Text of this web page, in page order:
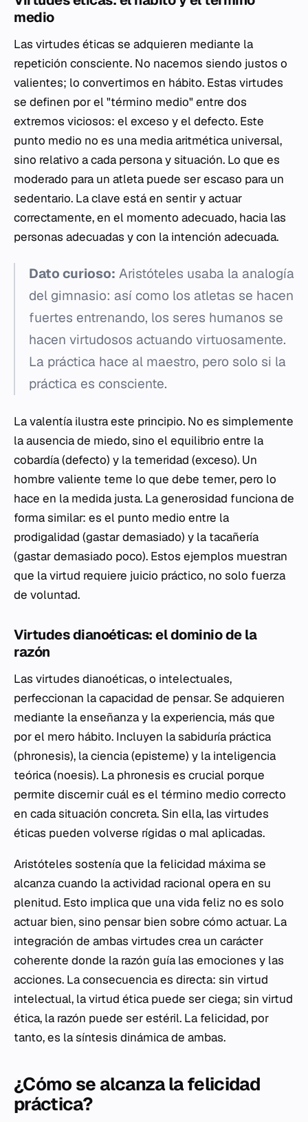
medio
Las virtudes éticas se adquieren mediante la
repetición consciente. No nacemos siendo justos o
valientes; lo convertimos en hábito. Estas virtudes
se definen por el "término medio" entre dos
extremos viciosos: el exceso y el defecto. Este
punto medio no es una media aritmética universal,
sino relativo a cada persona y situación. Lo que es
moderado para un atleta puede ser escaso para un
sedentario. La clave está en sentir y actuar
correctamente, en el momento adecuado, hacia las
personas adecuadas y con la intención adecuada.
Dato curioso: Aristóteles usaba la analogía
del gimnasio: así como los atletas se hacen
fuertes entrenando, los seres humanos se
hacen virtudosos actuando virtuosamente.
La práctica hace al maestro, pero solo si la
práctica es consciente.
La valentía ilustra este principio. No es simplemente
la ausencia de miedo, sino el equilibrio entre la
cobardía (defecto) y la temeridad (exceso). Un
hombre valiente teme lo que debe temer, pero lo
hace en la medida justa. La generosidad funciona de
forma similar: es el punto medio entre la
prodigalidad (gastar demasiado) y la tacañería
(gastar demasiado poco). Estos ejemplos muestran
que la virtud requiere juicio práctico, no solo fuerza
de voluntad.
Virtudes dianoéticas: el dominio de la
razón
Las virtudes dianoéticas, o intelectuales,
perfeccionan la capacidad de pensar. Se adquieren
mediante la enseñanza y la experiencia, más que
por el mero hábito. Incluyen la sabiduría práctica
(phronesis), la ciencia (episteme) y la inteligencia
teórica (noesis). La phronesis es crucial porque
permite discernir cuál es el término medio correcto
en cada situación concreta. Sin ella, las virtudes
éticas pueden volverse rígidas o mal aplicadas.
Aristóteles sostenía que la felicidad máxima se
alcanza cuando la actividad racional opera en su
plenitud. Esto implica que una vida feliz no es solo
actuar bien, sino pensar bien sobre cómo actuar. La
integración de ambas virtudes crea un carácter
coherente donde la razón guía las emociones y las
acciones. La consecuencia es directa: sin virtud
intelectual, la virtud ética puede ser ciega; sin virtud
ética, la razón puede ser estéril. La felicidad, por
tanto, es la síntesis dinámica de ambas.
¿Cómo se alcanza la felicidad
práctica?